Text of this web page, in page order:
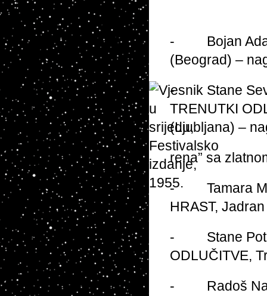
- Bojan
(Beograd) –
- Stane
TRENUTKI
(Ljubljana) –
rena” sa
- Tamara
HRAST,
- Stane
ODLUČITVE,
- Radoš